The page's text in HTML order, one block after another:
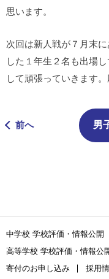
思います。
次回は新人戦が７月末
した１年生２名も出場
して頑張っていきます
男
前へ
中学校 学校評価・情報公開
高等学校 学校評価・情報公
寄付のお申し込み
採用